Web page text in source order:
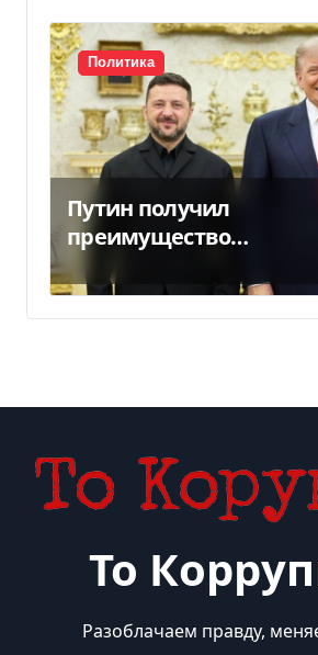
Политика
Путин получил
преимущество
благодаря действиям
США
То
Разоблачаем правду,